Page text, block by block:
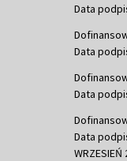
Data
Data
Data
Data
WRZESIEŃ